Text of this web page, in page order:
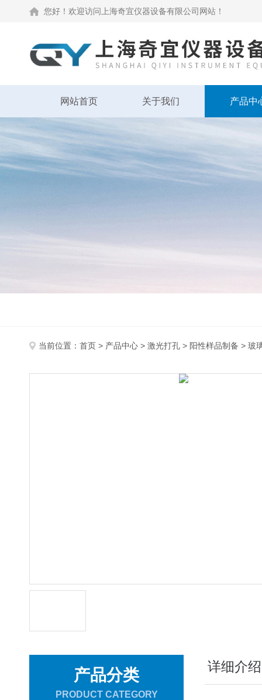
您好！欢迎访问上海奇宜仪器设备有限公司网站！
网站首页 关于我们 产品中
当前位置： 首页 > 产品中心 > 激光打孔 > 阳性样品制备 > 玻
产品分类
PRODUCT CATEGORY
详细介绍